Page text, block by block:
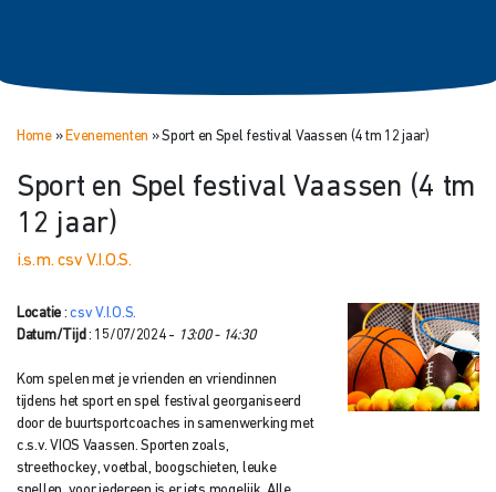
Home» Evenementen »Sport en Spel festival Vaassen (4 tm 12 jaar)
Sport en Spel festival Vaassen (4 tm
12 jaar)
i.s.m. csv V.I.O.S.
Locatie :csv V.I.O.S.
Datum/Tijd : 15/07/2024 - 13:00 - 14:30
Kom spelen met je vrienden en vriendinnen
tijdens het sport en spel festival georganiseerd
door de buurtsportcoaches in samenwerking met
c.s.v. VIOS Vaassen. Sporten zoals,
streethockey, voetbal, boogschieten, leuke